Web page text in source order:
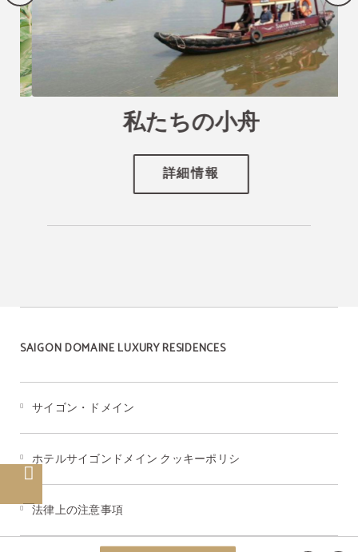
私たちの小舟
SAIGON DOMAINE LUXURY RESIDENCES
サイゴン・ドメイン
ホテルサイゴンドメイン クッキーポリシ
法律上の注意事項